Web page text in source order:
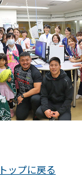
ップに戻る